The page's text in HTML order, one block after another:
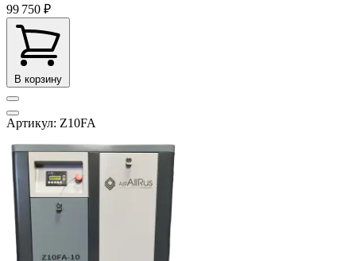
99 750 ₽
В корзину
Артикул: Z10FA